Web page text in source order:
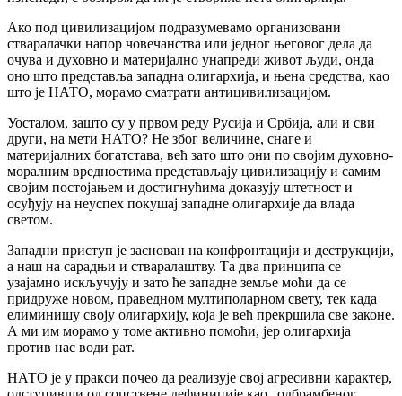
Ако под цивилизацијом подразумевамо организовани
стваралачки напор човечанства или једног његовог дела да
очува и духовно и материјално унапреди живот људи, онда
оно што представља западна олигархија, и њена средства, као
што је НАТО, морамо сматрати антицивилизацијом.
Уосталом, зашто су у првом реду Русија и Србија, али и сви
други, на мети НАТО? Не због величине, снаге и
материјалних богатстава, већ зато што они по својим духовно-
моралним вредностима представљају цивилизацију и самим
својим постојањем и достигнућима доказују штетност и
осуђују на неуспех покушај западне олигархије да влада
светом.
Западни приступ је заснован на конфронтацији и деструкцији,
а наш на сарадњи и стваралаштву. Та два принципа се
узајамно искључују и зато ће западне земље моћи да се
придруже новом, праведном мултиполарном свету, тек када
елиминишу своју олигархију, која је већ прекршила све законе.
А ми им морамо у томе активно помоћи, јер олигархија
против нас води рат.
НАТО је у пракси почео да реализује свој агресивни карактер,